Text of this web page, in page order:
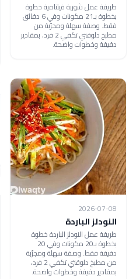
طريقة عمل شوربة فيتنامية خطوة
بخطوة بـ21 مكونات وفي 6 دقائق
فقط. وصفة سهلة ومجرّبة من
مطبخ دلوقتي تكفي 2 فرد، بمقادير
دقيقة وخطوات واضحة.
2026-07-08
النودلز الباردة
طريقة عمل النودلز الباردة خطوة
بخطوة بـ20 مكونات وفي 20
دقيقة فقط. وصفة سهلة ومجرّبة
من مطبخ دلوقتي تكفي 2 فرد،
بمقادير دقيقة وخطوات واضحة.